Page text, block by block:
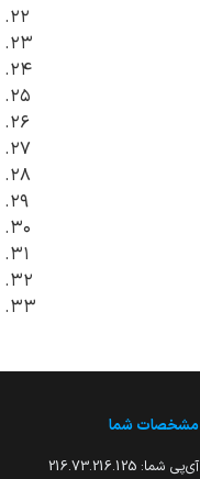
مشخصات شما
آی‌پی شما: 216.73.216.125